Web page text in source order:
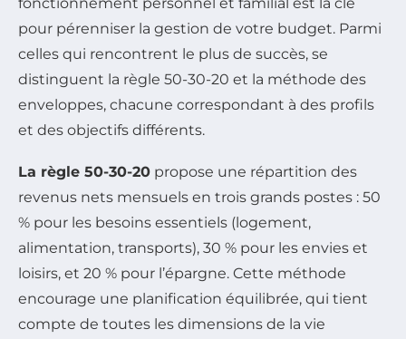
pour pérenniser la gestion de votre budget. Parmi
celles qui rencontrent le plus de succès, se
distinguent la règle 50-30-20 et la méthode des
enveloppes, chacune correspondant à des profils
et des objectifs différents.
La règle 50-30-20 propose une répartition des
revenus nets mensuels en trois grands postes : 50
% pour les besoins essentiels (logement,
alimentation, transports), 30 % pour les envies et
loisirs, et 20 % pour l’épargne. Cette méthode
encourage une planification équilibrée, qui tient
compte de toutes les dimensions de la vie